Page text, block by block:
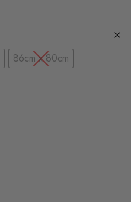
86cm x 80cm